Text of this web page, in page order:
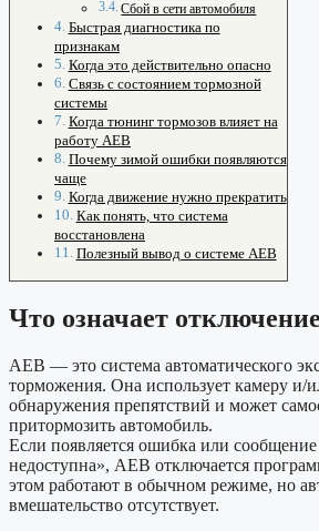
Сбой в сети автомобиля
Быстрая диагностика по
признакам
Когда это действительно опасно
Связь с состоянием тормозной
системы
Когда тюнинг тормозов влияет на
работу AEB
Почему зимой ошибки появляются
чаще
Когда движение нужно прекратить
Как понять, что система
восстановлена
Полезный вывод о системе AEB
Что означает
AEB — это система автоматического
торможения. Она использует камеру и/
обнаружения препятствий и может
притормозить автомобиль.
Если появляется ошибка или сообщение
недоступна», AEB отключается
этом работают в обычном режиме, но
вмешательство отсутствует.